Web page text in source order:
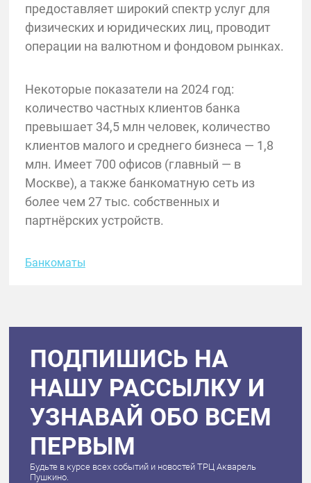
предоставляет широкий спектр услуг для
физических и юридических лиц, проводит
операции на валютном и фондовом рынках.
Некоторые показатели на 2024 год:
количество частных клиентов банка
превышает 34,5 млн человек, количество
клиентов малого и среднего бизнеса — 1,8
млн. Имеет 700 офисов (главный — в
Москве), а также банкоматную сеть из
более чем 27 тыс. собственных и
партнёрских устройств.
Банкоматы
ПОДПИШИСЬ НА
НАШУ РАССЫЛКУ И
УЗНАВАЙ ОБО ВСЕМ
ПЕРВЫМ
Будьте в курсе всех событий и новостей ТРЦ Акварель
Пушкино.